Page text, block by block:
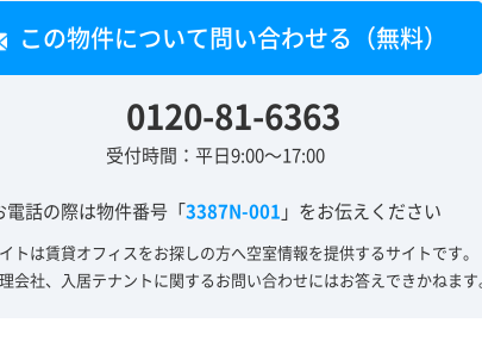
この物件について問い合わせる（無料）
0120-81-6363
受付時間：平日9:00～17:00
電話の際は物件番号「3387N-001 」をお伝えください
トは賃貸オフィスをお探しの方へ空室情報を提供するサイトです。
会社、入居テナントに関するお問い合わせにはお答えできかねま